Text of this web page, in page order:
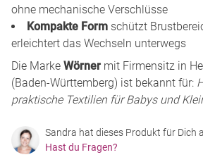
ohne mechanische Verschlüsse
Kompakte Form schützt
erleichtert das Wechseln unterwegs
Die Marke Wörner mit Firmensitz in
(Baden-Württemberg) ist bekannt für:
praktische Textilien für Babys und
Sandra hat dieses Produkt für Dich
Hast du Fragen?